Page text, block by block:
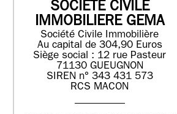
SOCIETE CIVILE
IMMOBILIERE GEMA
Société Civile Immobilière
Au capital de 304,90 Euros
Siège social : 12 rue Pasteur
71130 GUEUGNON
SIREN n° 343 431 573
RCS MACON